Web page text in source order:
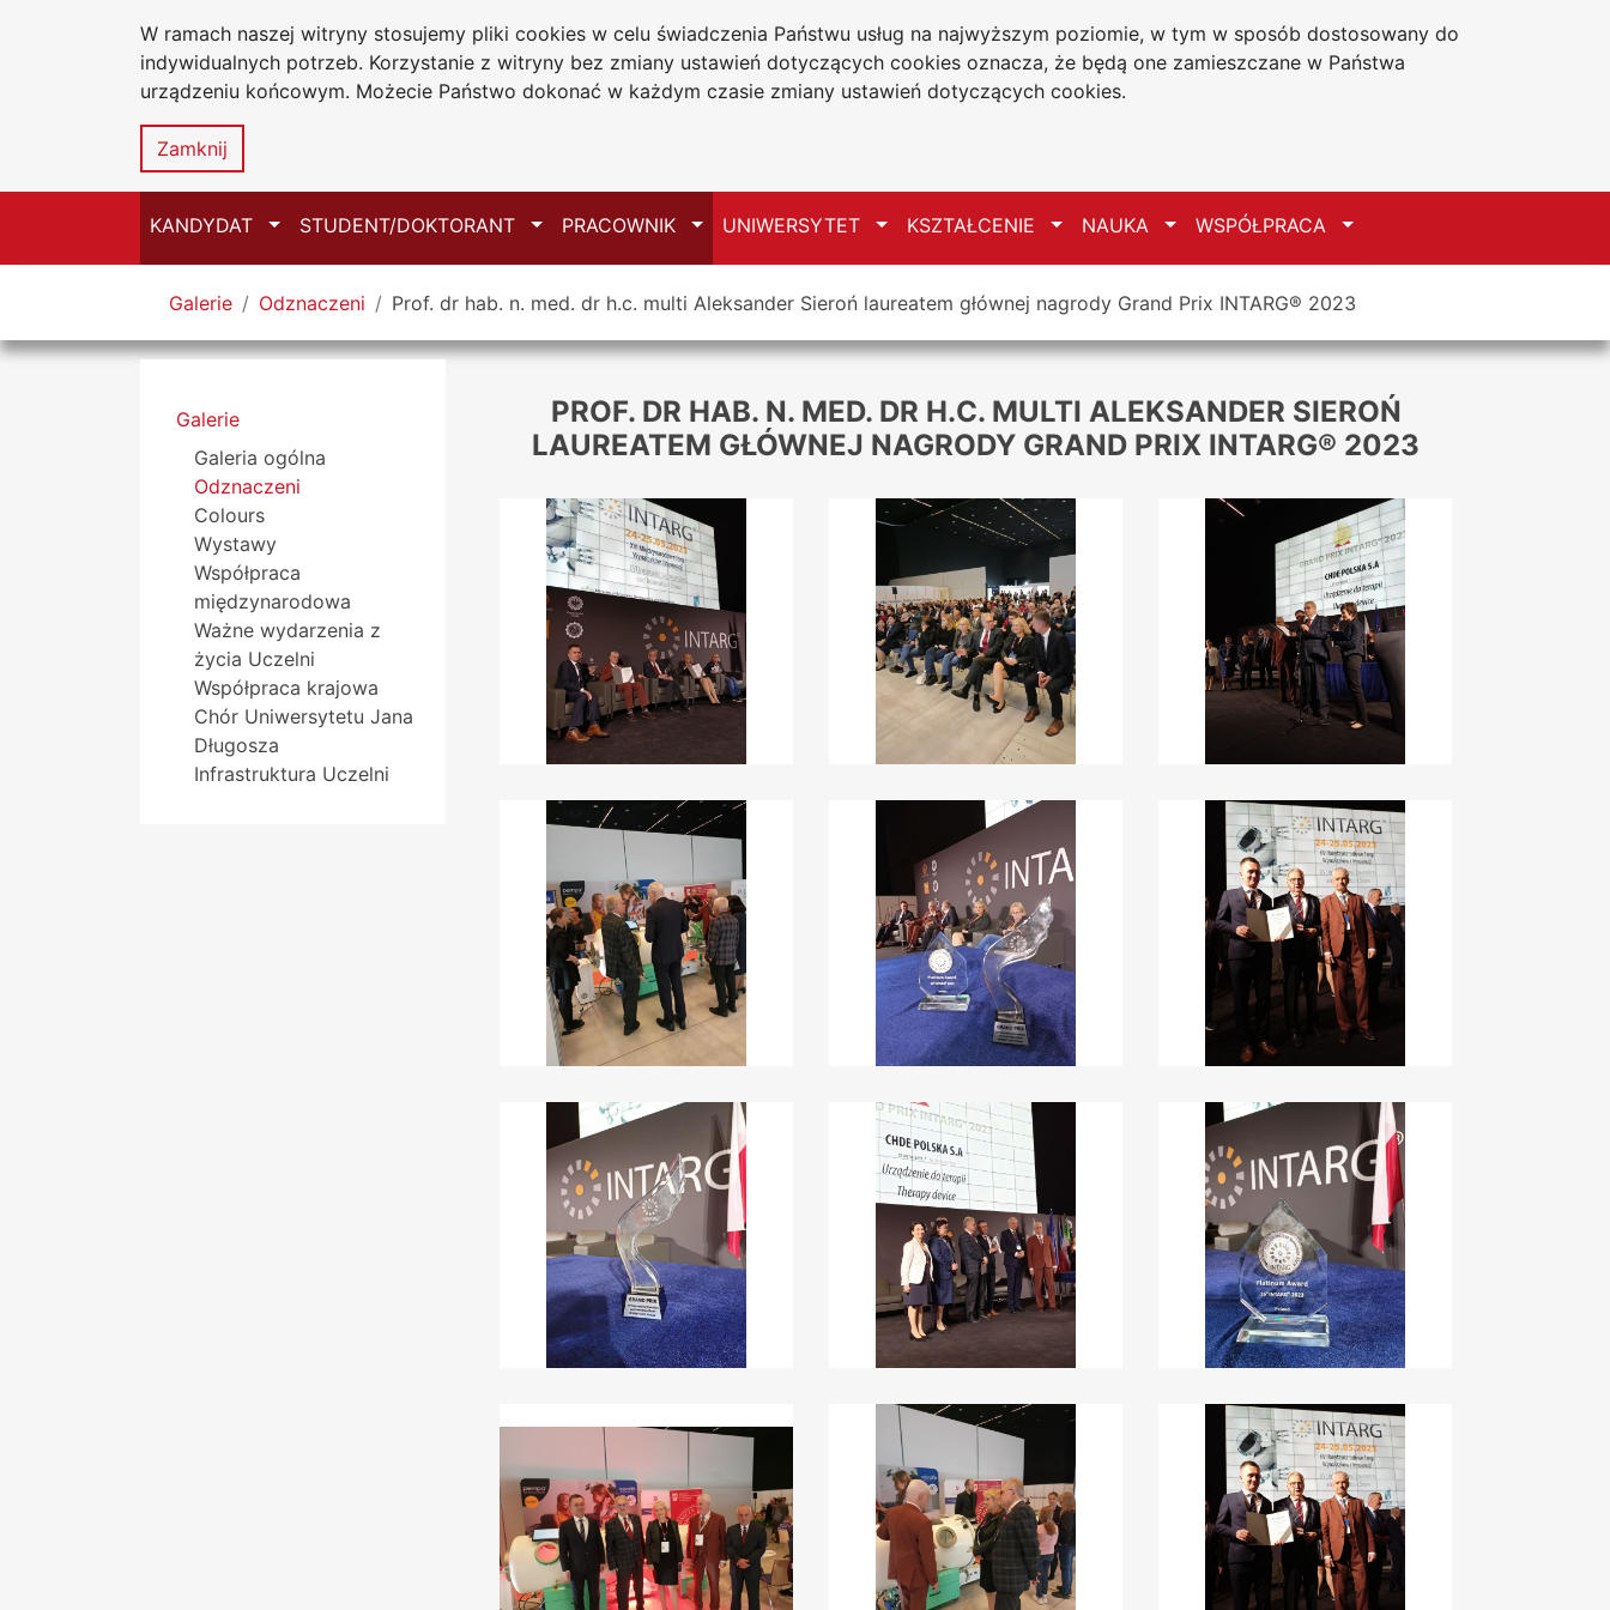
W ramach naszej witryny stosujemy pliki cookies w celu świadczenia Państwu usług na najwyższym poziomie, w tym w sposób dostosowany do
indywidualnych potrzeb. Korzystanie z witryny bez zmiany ustawień dotyczących cookies oznacza, że będą one zamieszczane w Państwa
urządzeniu końcowym. Możecie Państwo dokonać w każdym czasie zmiany ustawień dotyczących cookies.
Zamknij
Przejdź do głównego menu
Przejdź do treści
Przejdź do wyszukiwarki
Przejdź do mapy serwisuUniwersytet
Jana Długosza w Częstochowie
Deklaracja dostępności
KANDYDAT Przełącz
STUDENT/DOKTORANT Przełącz
PRACOWNIK Przełącz
UNIWERSYTET Przełącz
KSZTAŁCENIE Przełącz
NAUKA Przełącz
WSPÓŁPRACA Przełącz
Tutaj jesteś
Galerie Odznaczeni Prof. dr hab. n. med. dr h.c. multi Aleksander Sieroń laureatem głównej nagrody Grand Prix INTARG® 2023
Menu boczne
Galerie
Galeria ogólna
Odznaczeni
Colours
Wystawy
Współpraca
międzynarodowa
Ważne wydarzenia z
życia Uczelni
Współpraca krajowa
Chór Uniwersytetu Jana
Długosza
Infrastruktura Uczelni
PROF. DR HAB. N. MED. DR H.C. MULTI ALEKSANDER SIEROŃ
LAUREATEM GŁÓWNEJ NAGRODY GRAND PRIX INTARG® 2023